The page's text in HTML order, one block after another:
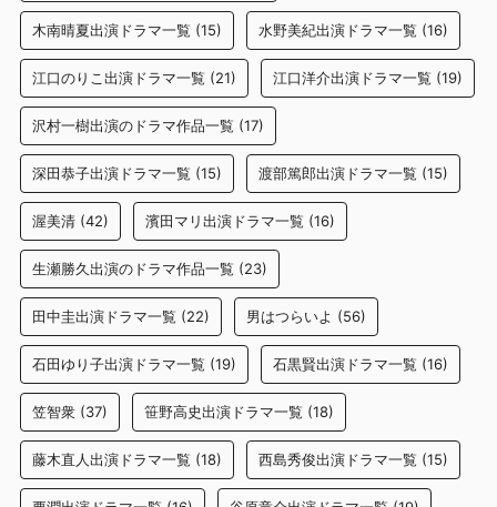
木南晴夏出演ドラマ一覧 (15) 水野美紀出演ドラマ一覧 (16)
江口のりこ出演ドラマ一覧 (21) 江口洋介出演ドラマ一覧 (19)
沢村一樹出演のドラマ作品一覧 (17)
深田恭子出演ドラマ一覧 (15) 渡部篤郎出演ドラマ一覧 (15)
渥美清 (42) 濱田マリ出演ドラマ一覧 (16)
生瀬勝久出演のドラマ作品一覧 (23)
田中圭出演ドラマ一覧 (22) 男はつらいよ (56)
石田ゆり子出演ドラマ一覧 (19) 石黒賢出演ドラマ一覧 (16)
笠智衆 (37) 笹野高史出演ドラマ一覧 (18)
藤木直人出演ドラマ一覧 (18) 西島秀俊出演ドラマ一覧 (15)